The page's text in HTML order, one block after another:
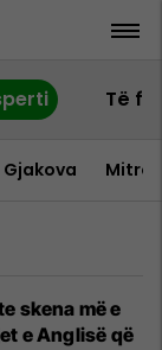
Të
Gjakova
skena më e
e Anglisë që